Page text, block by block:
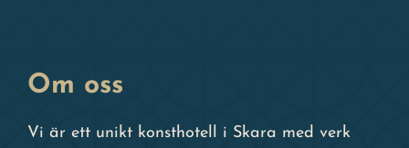
Om oss
Vi är ett unikt konsthotell i Skara med verk